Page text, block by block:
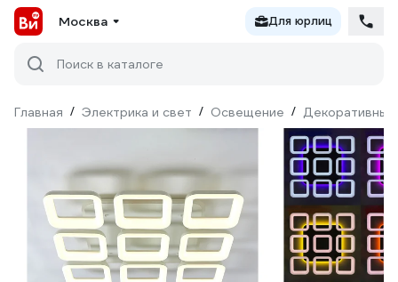
Москва Для юрлиц
Поиск в каталоге
Главная / Электрика и свет / Освещение / Декоративный